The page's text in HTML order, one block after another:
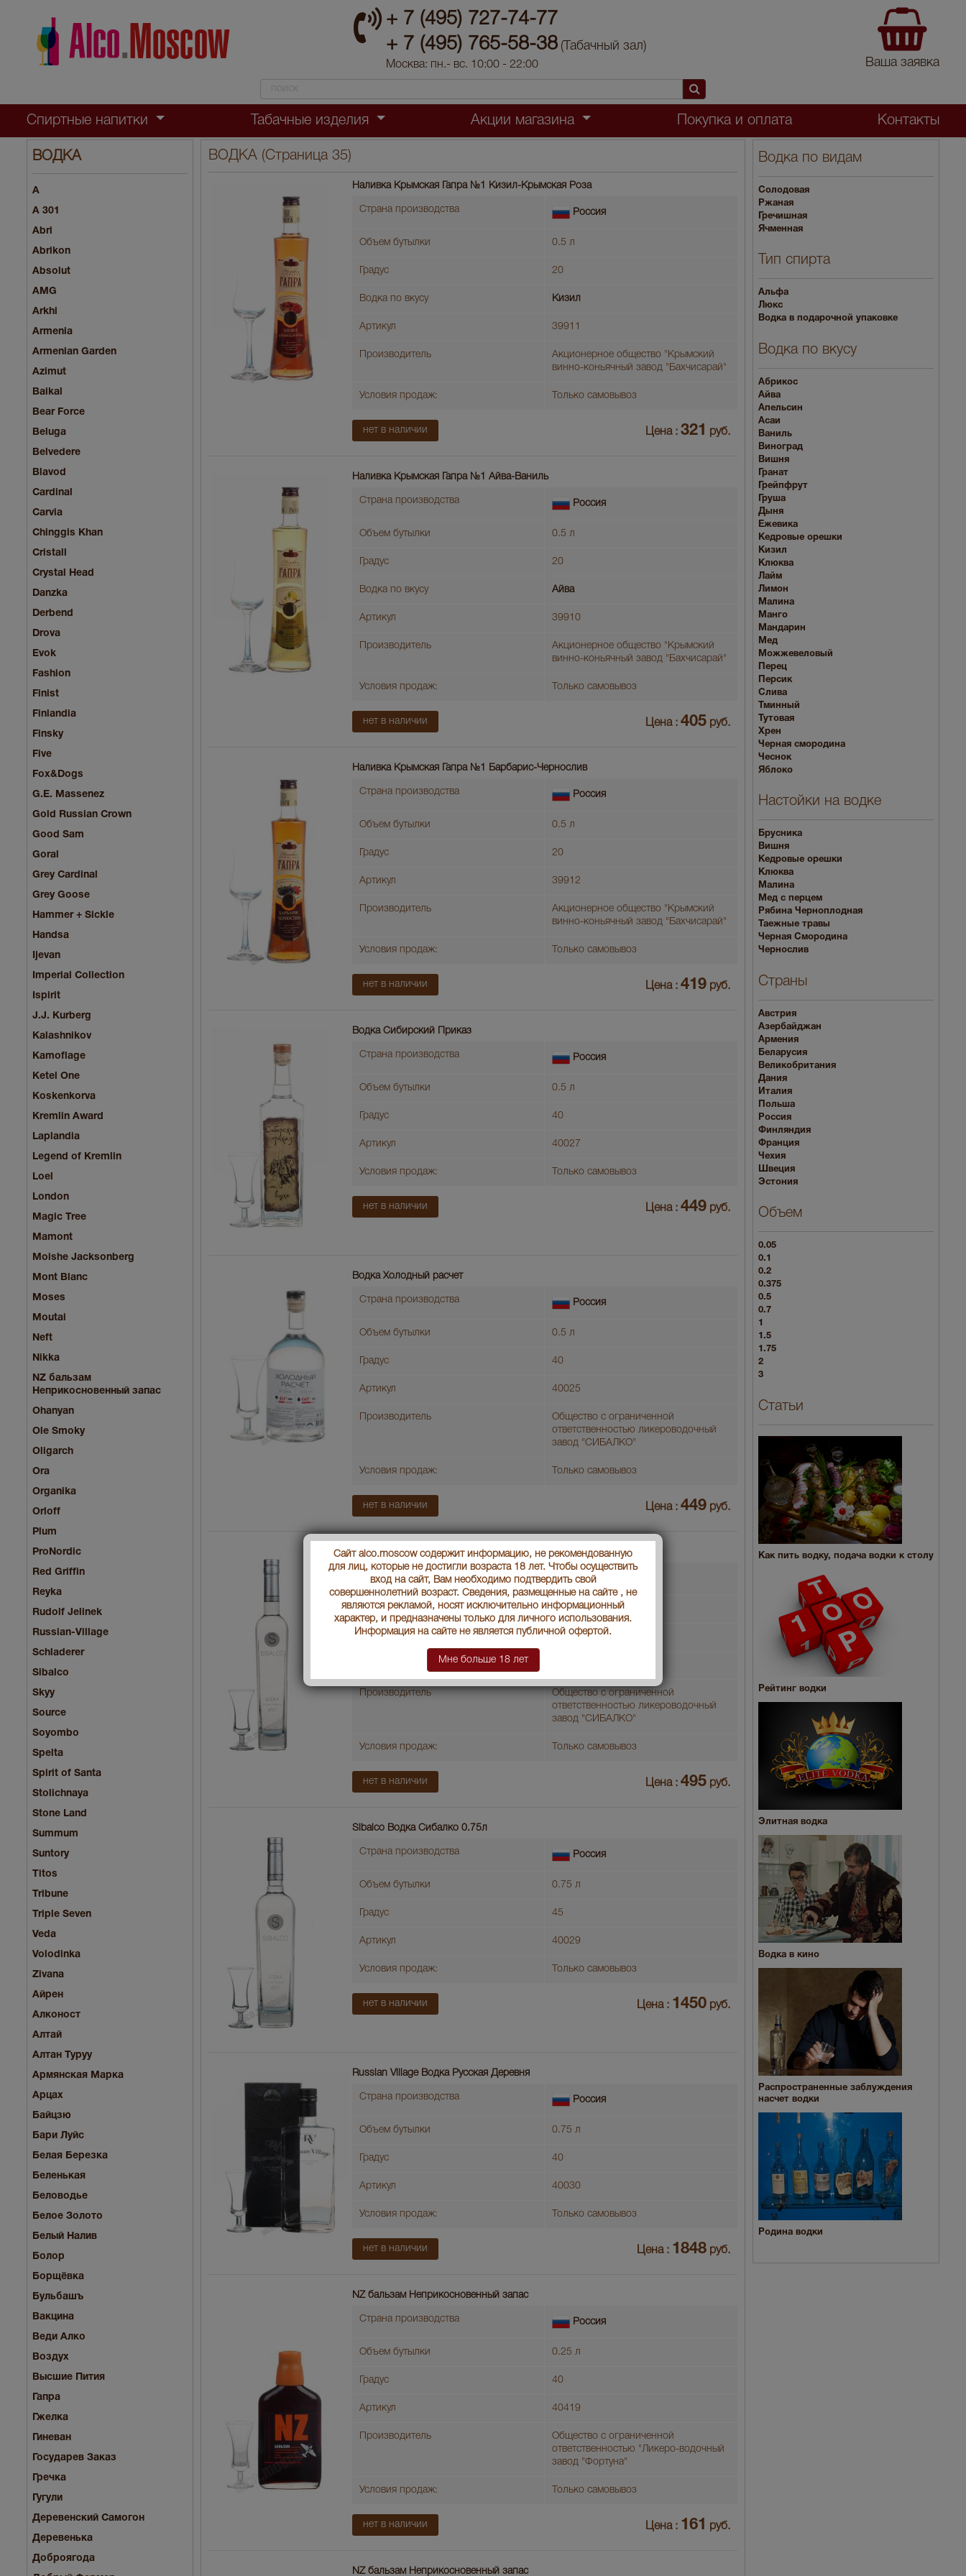
+ 7 (495) 727-74-77
+ 7 (495) 765-58-38 (Табачный зал)
Москва: пн.- вс. 10:00 - 22:00 Ваша заявка
Спиртные напитки Табачные изделия Акции магазина Покупка и оплата Контакты
ВОДКА
A
A 301
Abri
Abrikon
Absolut
AMG
Arkhi
Armenia
Armenian Garden
Azimut
Baikal
Bear Force
Beluga
Belvedere
Blavod
Cardinal
Carvia
Chinggis Khan
Cristall
Crystal Head
Danzka
Derbend
Drova
Evok
Fashion
Finist
Finlandia
Finsky
Five
Fox&Dogs
G.E. Massenez
Gold Russian Crown
Good Sam
Goral
Grey Cardinal
Grey Goose
Hammer + Sickle
Handsa
Ijevan
Imperial Collection
Ispirit
J.J. Kurberg
Kalashnikov
Kamoflage
Ketel One
Koskenkorva
Kremlin Award
Laplandia
Legend of Kremlin
Loel
London
Magic Tree
Mamont
Moishe Jacksonberg
Mont Blanc
Moses
Moutai
Neft
Nikka
NZ бальзам
Неприкосновенный запас
Ohanyan
Ole Smoky
Oligarch
Ora
Organika
Orloff
Plum
ProNordic
Red Griffin
Reyka
Rudolf Jelinek
Russian-Village
Schladerer
Sibalco
Skyy
Source
Soyombo
Spelta
Spirit of Santa
Stolichnaya
Stone Land
Summum
Suntory
Titos
Tribune
Triple Seven
Veda
Volodinka
Zivana
Айрен
Алконост
Алтай
Алтан Туруу
Армянская Марка
Арцах
Байцзю
Бари Луйс
Белая Березка
Беленькая
Беловодье
Белое Золото
Белый Налив
Болор
Борщёвка
Бульбашъ
Вакцина
Веди Алко
Воздух
Высшие Пития
Гапра
Гжелка
Гиневан
Государев Заказ
Гречка
Гугули
Деревенский Самогон
Деревенька
Доброягода
ВОДКА (Страница 35)
Наливка Крымская Гапра №1 Кизил-Крымская Роза
Страна производства Россия
Объем бутылки 0.5 л
Градус 20
Водка по вкусу Кизил
Артикул 39911
Производитель
Акционерное общество "Крымский
винно-коньячный завод "Бахчисарай"
Условия продаж: Только самовывоз
нет в наличии Цена : 321 руб.
Наливка Крымская Гапра №1 Айва-Ваниль
Страна производства Россия
Объем бутылки 0.5 л
Градус 20
Водка по вкусу Айва
Артикул 39910
Производитель
Акционерное общество "Крымский
винно-коньячный завод "Бахчисарай"
Условия продаж: Только самовывоз
нет в наличии Цена : 405 руб.
Наливка Крымская Гапра №1 Барбарис-Чернослив
Страна производства Россия
Объем бутылки 0.5 л
Градус 20
Артикул 39912
Производитель
Акционерное общество "Крымский
винно-коньячный завод "Бахчисарай"
Условия продаж: Только самовывоз
нет в наличии Цена : 419 руб.
Водка Сибирский Приказ
Страна производства Россия
Объем бутылки 0.5 л
Градус 40
Артикул 40027
Условия продаж: Только самовывоз
нет в наличии Цена : 449 руб.
Водка Холодный расчет
Страна производства Россия
Объем бутылки 0.5 л
Градус 40
Артикул 40025
Производитель
Общество с ограниченной
ответственностью ликероводочный
завод "СИБАЛКО"
Условия продаж: Только самовывоз
нет в наличии Цена : 449 руб.
Sibalco Водка Сибалко 0.5л
Страна производства Россия
Объем бутылки 0.5 л
Градус 45
Производитель
Общество с ограниченной
ответственностью ликероводочный
завод "СИБАЛКО"
Условия продаж: Только самовывоз
нет в наличии Цена : 495 руб.
Sibalco Водка Сибалко 0.75л
Страна производства Россия
Объем бутылки 0.75 л
Градус 45
Артикул 40029
Условия продаж: Только самовывоз
нет в наличии Цена : 1450 руб.
Russian Village Водка Русская Деревня
Страна производства Россия
Объем бутылки 0.75 л
Градус 40
Артикул 40030
Условия продаж: Только самовывоз
нет в наличии Цена : 1848 руб.
NZ бальзам Неприкосновенный запас
Страна производства Россия
Объем бутылки 0.25 л
Градус 40
Артикул 40419
Производитель
Общество с ограниченной
ответственностью "Ликеро-водочный
завод "Фортуна"
Условия продаж: Только самовывоз
нет в наличии Цена : 161 руб.
NZ бальзам Неприкосновенный запас
Водка по видам
Солодовая
Ржаная
Гречишная
Ячменная
Тип спирта
Альфа
Люкс
Водка в подарочной упаковке
Водка по вкусу
Абрикос
Айва
Апельсин
Асаи
Ваниль
Виноград
Вишня
Гранат
Грейпфрут
Груша
Дыня
Ежевика
Кедровые орешки
Кизил
Клюква
Лайм
Лимон
Малина
Манго
Мандарин
Мед
Можжевеловый
Перец
Персик
Слива
Тминный
Тутовая
Хрен
Черная смородина
Чеснок
Яблоко
Настойки на водке
Брусника
Вишня
Кедровые орешки
Клюква
Малина
Мед с перцем
Рябина Черноплодная
Таежные травы
Черная Смородина
Чернослив
Страны
Австрия
Азербайджан
Армения
Беларусия
Великобритания
Дания
Италия
Польша
Россия
Финляндия
Франция
Чехия
Швеция
Эстония
Объем
0.05
0.1
0.2
0.375
0.5
0.7
1
1.5
1.75
2
3
Статьи
Как пить водку, подача водки к столу
Рейтинг водки
Элитная водка
Водка в кино
Распространенные заблуждения
насчет водки
Родина водки
Сайт alco.moscow содержит информацию, не рекомендованную
для лиц, которые не достигли возраста 18 лет. Чтобы осуществить
вход на сайт, Вам необходимо подтвердить свой
совершеннолетний возраст. Сведения, размещенные на сайте , не
являются рекламой, носят исключительно информационный
характер, и предназначены только для личного использования.
Информация на сайте не является публичной офертой.
Мне больше 18 лет